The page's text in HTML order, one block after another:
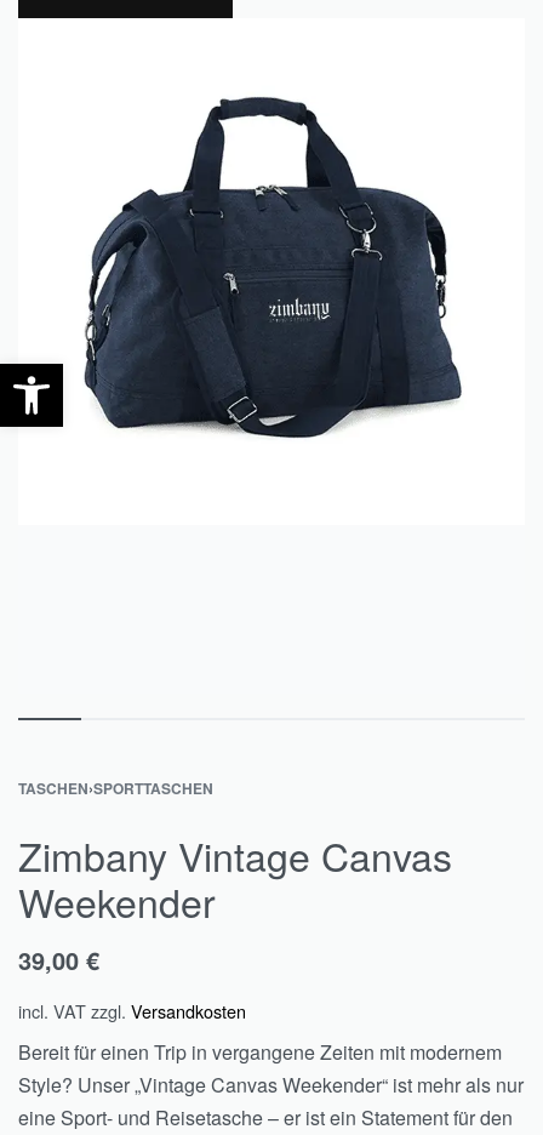
TASCHEN›SPORTTASCHEN
Zimbany Vintage Canvas
Weekender
39,00 €
incl. VATzzgl. Versandkosten
Bereit für einen Trip in vergangene Zeiten mit modernem
Style? Unser „Vintage Canvas Weekender“ ist mehr als nur
eine Sport- und Reisetasche – er ist ein Statement für den
Open toolbar